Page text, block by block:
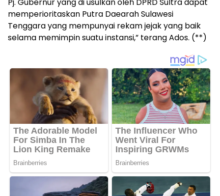
Pj. Gubernur yang di usulkan oleh DPRD Sultra dapat
memperioritaskan Putra Daearah Sulawesi
Tenggara yang mempunyai rekam jejak yang baik
selama memimpin suatu instansi,” terang Ados. (**)